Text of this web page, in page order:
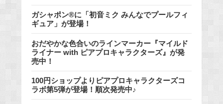
ガシャポン®に「初音ミク みんなでプールフィ
ギュア」が登場！
おだやかな色合いのラインマーカー『マイルド
ライナー with ピアプロキャラクターズ』が発
売中！
100円ショップよりピアプロキャラクターズコ
ラボ第5弾が登場！順次発売中♪